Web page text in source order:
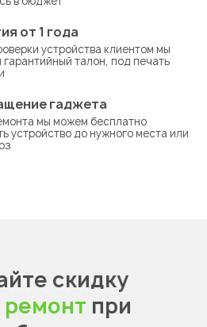
от 1 года
устройства клиентом мы
талон, под печать
гаджета
мы можем бесплатно
устройство до нужного места или
скидку
ремонт при